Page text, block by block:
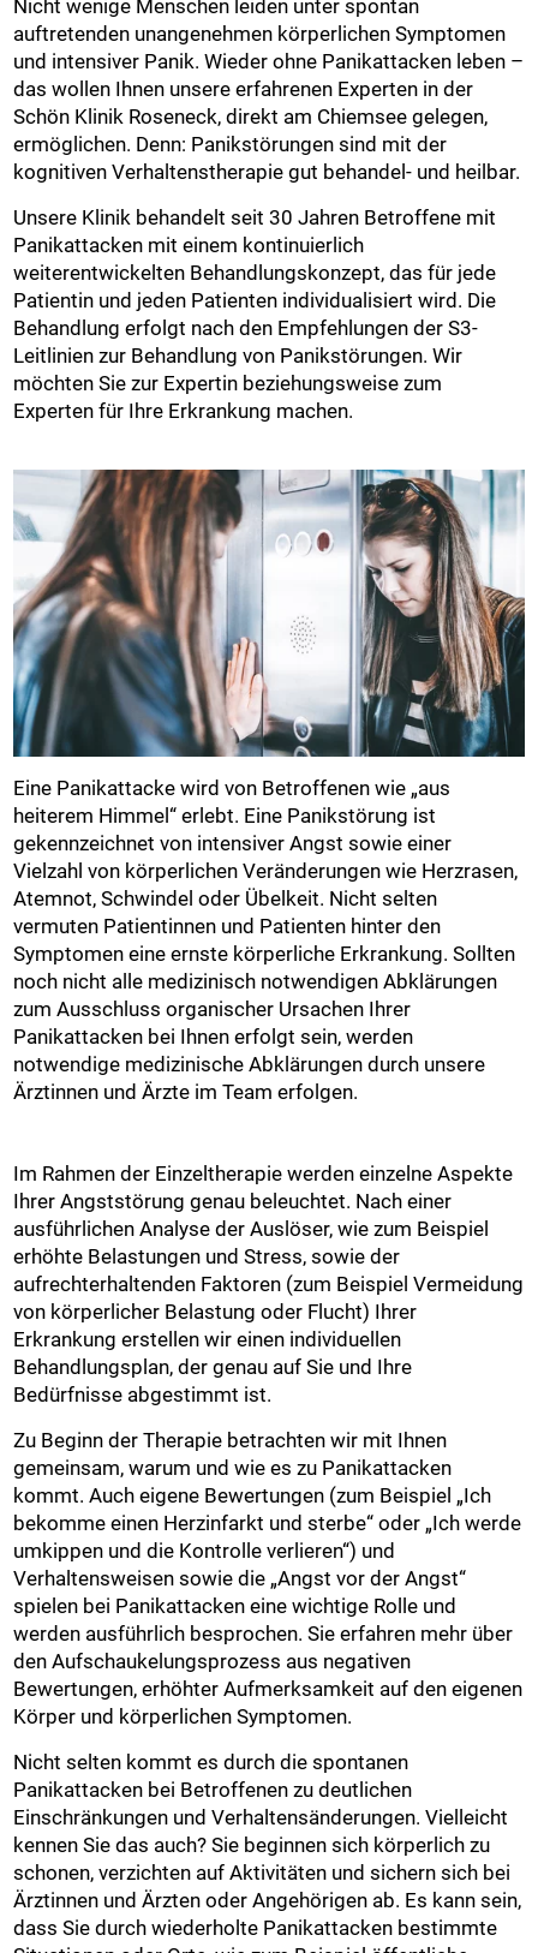
Nicht wenige Menschen leiden unter spontan
auftretenden unangenehmen körperlichen Symptomen
und intensiver Panik. Wieder ohne Panikattacken leben –
das wollen Ihnen unsere erfahrenen Experten in der
Schön Klinik Roseneck, direkt am Chiemsee gelegen,
ermöglichen. Denn: Panikstörungen sind mit der
kognitiven Verhaltenstherapie gut behandel- und heilbar.
Unsere Klinik behandelt seit 30 Jahren Betroffene mit
Panikattacken mit einem kontinuierlich
weiterentwickelten Behandlungskonzept, das für jede
Patientin und jeden Patienten individualisiert wird. Die
Behandlung erfolgt nach den Empfehlungen der S3-
Leitlinien zur Behandlung von Panikstörungen. Wir
möchten Sie zur Expertin beziehungsweise zum
Experten für Ihre Erkrankung machen.
Eine Panikattacke wird von Betroffenen wie „aus
heiterem Himmel“ erlebt. Eine Panikstörung ist
gekennzeichnet von intensiver Angst sowie einer
Vielzahl von körperlichen Veränderungen wie Herzrasen,
Atemnot, Schwindel oder Übelkeit. Nicht selten
vermuten Patientinnen und Patienten hinter den
Symptomen eine ernste körperliche Erkrankung. Sollten
noch nicht alle medizinisch notwendigen Abklärungen
zum Ausschluss organischer Ursachen Ihrer
Panikattacken bei Ihnen erfolgt sein, werden
notwendige medizinische Abklärungen durch unsere
Ärztinnen und Ärzte im Team erfolgen.
Im Rahmen der Einzeltherapie werden einzelne Aspekte
Ihrer Angststörung genau beleuchtet. Nach einer
ausführlichen Analyse der Auslöser, wie zum Beispiel
erhöhte Belastungen und Stress, sowie der
aufrechterhaltenden Faktoren (zum Beispiel Vermeidung
von körperlicher Belastung oder Flucht) Ihrer
Erkrankung erstellen wir einen individuellen
Behandlungsplan, der genau auf Sie und Ihre
Bedürfnisse abgestimmt ist.
Zu Beginn der Therapie betrachten wir mit Ihnen
gemeinsam, warum und wie es zu Panikattacken
kommt. Auch eigene Bewertungen (zum Beispiel „Ich
bekomme einen Herzinfarkt und sterbe“ oder „Ich werde
umkippen und die Kontrolle verlieren“) und
Verhaltensweisen sowie die „Angst vor der Angst“
spielen bei Panikattacken eine wichtige Rolle und
werden ausführlich besprochen. Sie erfahren mehr über
den Aufschaukelungsprozess aus negativen
Bewertungen, erhöhter Aufmerksamkeit auf den eigenen
Körper und körperlichen Symptomen.
Nicht selten kommt es durch die spontanen
Panikattacken bei Betroffenen zu deutlichen
Einschränkungen und Verhaltensänderungen. Vielleicht
kennen Sie das auch? Sie beginnen sich körperlich zu
schonen, verzichten auf Aktivitäten und sichern sich bei
Ärztinnen und Ärzten oder Angehörigen ab. Es kann sein,
dass Sie durch wiederholte Panikattacken bestimmte